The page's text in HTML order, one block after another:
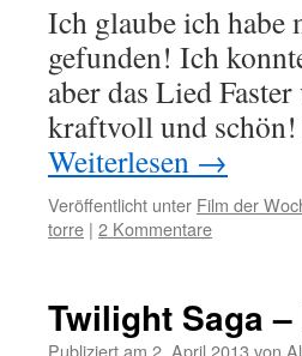
Ich glaube ich habe
gefunden! Ich
aber das Lied
kraftvoll und
Weiterlesen →
Veröffentlicht unter Film der
torre | 2 Kommentare
Twilight Saga
Publiziert am 2. April 2013 von